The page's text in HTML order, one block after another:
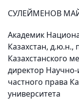
СУЛЕЙМЕНОВ
Академик
Казахстан, д.ю.н.,
Казахстанского
директор Научно-
частного права
университета